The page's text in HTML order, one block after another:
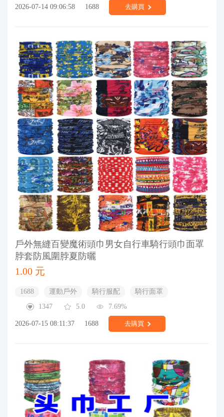
2026-07-14 09:06:58 1688 去購買
戶外無縫百變魔術頭巾男女自行車騎行頭巾面罩
脖套防風圍脖夏防曬
1.00 元
1688 運動戶外 騎行服配
騎行面罩
1347
5.0 7.69%
2026-07-15 08:11:37 1688 去購買